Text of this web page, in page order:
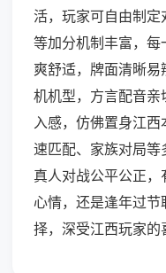
活，玩家可自由制
等加分机制丰富，
爽舒适，牌面清晰
机机型，方言配音
入感，仿佛置身江
速匹配、家族对局等
真人对战公平公正
心情，还是逢年过
择，深受江西玩家的